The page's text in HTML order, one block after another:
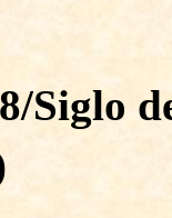
Siglo